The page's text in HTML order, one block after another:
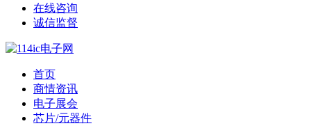
在线咨询
诚信监督
首页
商情资讯
电子展会
芯片/元器件